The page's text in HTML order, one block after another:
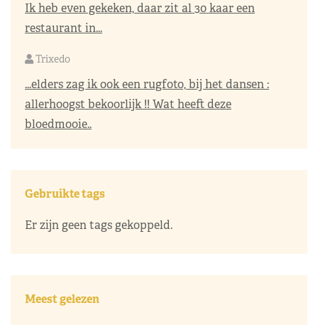
Ik heb even gekeken, daar zit al 30 kaar een
restaurant in...
Trixedo
...elders zag ik ook een rugfoto, bij het dansen :
allerhoogst bekoorlijk !! Wat heeft deze
bloedmooie..
Gebruikte tags
Er zijn geen tags gekoppeld.
Meest gelezen